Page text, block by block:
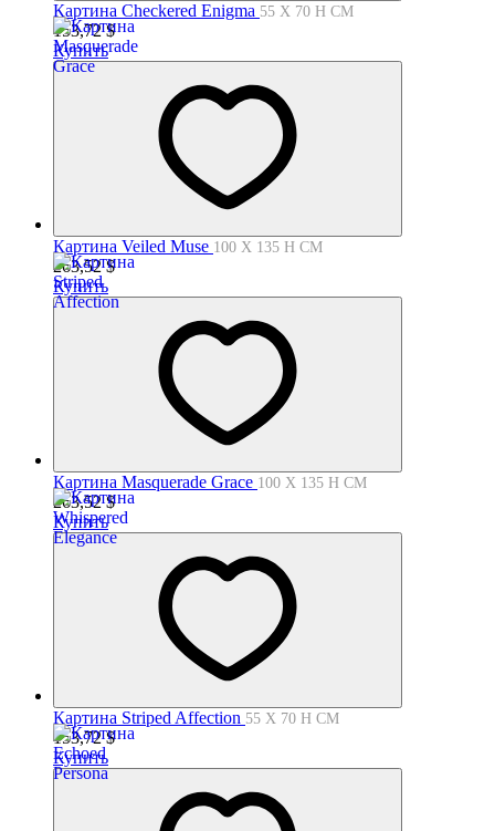
Картина Checkered Enigma 55 X 70 H СМ
153,72$
Купить
Картина Veiled Muse 100 X 135 H СМ
263,52$
Купить
Картина Masquerade Grace 100 X 135 H СМ
263,52$
Купить
Картина Striped Affection 55 X 70 H СМ
153,72$
Купить